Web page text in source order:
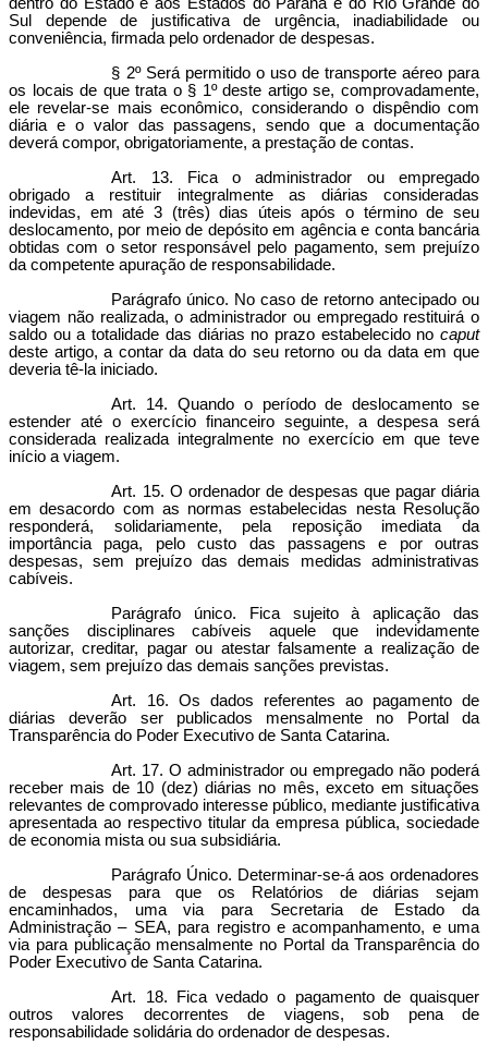
Sul depende de justificativa de urgência, inadiabilidade ou
conveniência, firmada pelo ordenador de despesas.
§ 2º Será permitido o uso de transporte aéreo para
os locais de que trata o § 1º deste artigo se, comprovadamente,
ele revelar-se mais econômico, considerando o dispêndio com
diária e o valor das passagens, sendo que a documentação
deverá compor, obrigatoriamente, a prestação de contas.
Art. 13. Fica o administrador ou empregado
obrigado a restituir integralmente as diárias consideradas
indevidas, em até 3 (três) dias úteis após o término de seu
deslocamento, por meio de depósito em agência e conta bancária
obtidas com o setor responsável pelo pagamento, sem prejuízo
da competente apuração de responsabilidade.
Parágrafo único. No caso de retorno antecipado ou
viagem não realizada, o administrador ou empregado restituirá o
saldo ou a totalidade das diárias no prazo estabelecido no caput
deste artigo, a contar da data do seu retorno ou da data em que
deveria tê-la iniciado.
Art. 14. Quando o período de deslocamento se
estender até o exercício financeiro seguinte, a despesa será
considerada realizada integralmente no exercício em que teve
início a viagem.
Art. 15. O ordenador de despesas que pagar diária
em desacordo com as normas estabelecidas nesta Resolução
responderá, solidariamente, pela reposição imediata da
importância paga, pelo custo das passagens e por outras
despesas, sem prejuízo das demais medidas administrativas
cabíveis.
Parágrafo único. Fica sujeito à aplicação das
sanções disciplinares cabíveis aquele que indevidamente
autorizar, creditar, pagar ou atestar falsamente a realização de
viagem, sem prejuízo das demais sanções previstas.
Art. 16. Os dados referentes ao pagamento de
diárias deverão ser publicados mensalmente no Portal da
Transparência do Poder Executivo de Santa Catarina.
Art. 17. O administrador ou empregado não poderá
receber mais de 10 (dez) diárias no mês, exceto em situações
relevantes de comprovado interesse público, mediante justificativa
apresentada ao respectivo titular da empresa pública, sociedade
de economia mista ou sua subsidiária.
Parágrafo Único. Determinar-se-á aos ordenadores
de despesas para que os Relatórios de diárias sejam
encaminhados, uma via para Secretaria de Estado da
Administração – SEA, para registro e acompanhamento, e uma
via para publicação mensalmente no Portal da Transparência do
Poder Executivo de Santa Catarina.
Art. 18. Fica vedado o pagamento de quaisquer
outros valores decorrentes de viagens, sob pena de
responsabilidade solidária do ordenador de despesas.